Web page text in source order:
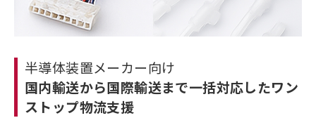
半導体装置メーカー向け
国内輸送から国際輸送まで一括対応したワン
ストップ物流支援